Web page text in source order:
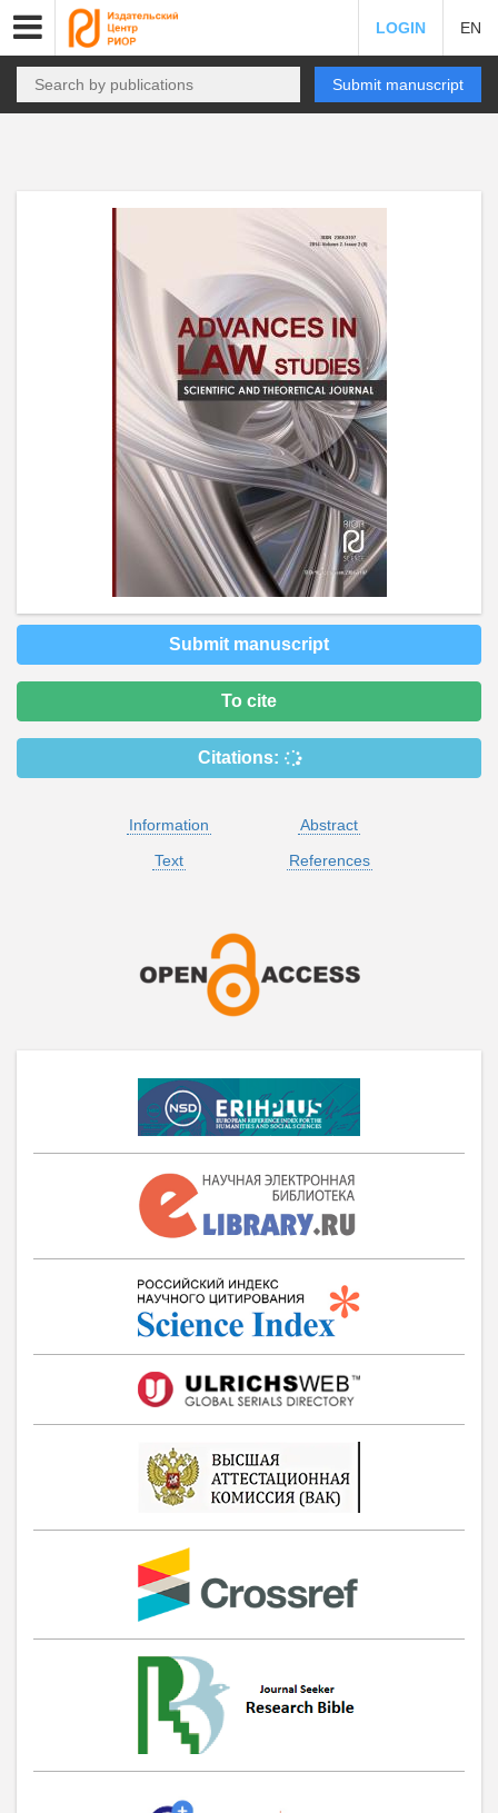
LOGIN EN
Submit manuscript
Submit manuscript
To cite
Citations:
Information
Abstract
Text
References